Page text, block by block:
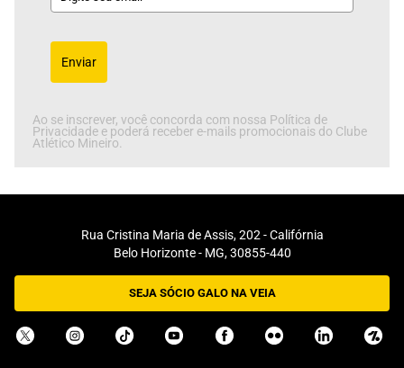
Enviar
Ao se inscrever, você concorda com nossa Política de
Privacidade e poderá receber e-mails promocionais do Clube
Atlético Mineiro.
Rua Cristina Maria de Assis, 202 - Califórnia
Belo Horizonte - MG, 30855-440
SEJA SÓCIO GALO NA VEIA